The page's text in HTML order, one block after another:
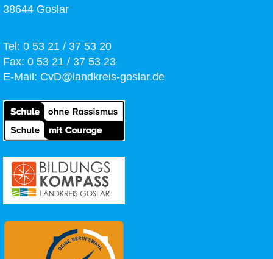
38644 Goslar
Tel: 0 53 21 / 37 53 20
Fax: 0 53 21 / 37 53 23
E-Mail: CvD@landkreis-goslar.de